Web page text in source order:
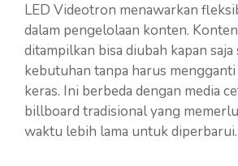
LED Videotron menawarkan
dalam pengelolaan konten.
ditampilkan bisa diubah kapan saja
kebutuhan tanpa harus
keras. Ini berbeda dengan media
billboard tradisional yang
waktu lebih lama untuk diperbarui.